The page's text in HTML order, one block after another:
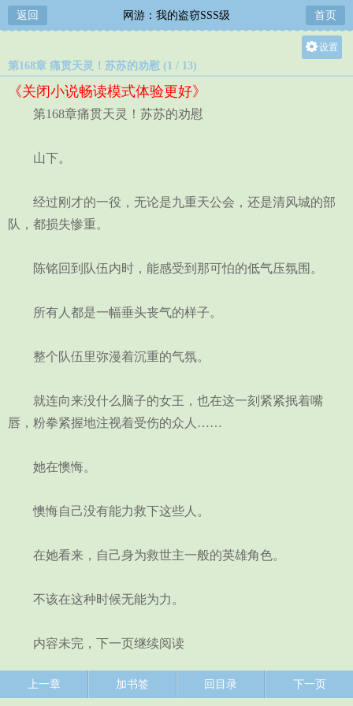
返回 网游：我的盗窃SSS级 首页
设置
第168章 痛贯天灵！苏苏的劝慰 (1 / 13)
《关闭小说畅读模式体验更好》
第168章痛贯天灵！苏苏的劝慰
山下。
经过刚才的一役，无论是九重天公会，还是清风城的部
队，都损失惨重。
陈铭回到队伍内时，能感受到那可怕的低气压氛围。
所有人都是一幅垂头丧气的样子。
整个队伍里弥漫着沉重的气氛。
就连向来没什么脑子的女王，也在这一刻紧紧抿着嘴
唇，粉拳紧握地注视着受伤的众人……
她在懊悔。
懊悔自己没有能力救下这些人。
在她看来，自己身为救世主一般的英雄角色。
不该在这种时候无能为力。
内容未完，下一页继续阅读
上一章 加书签 回目录 下一页